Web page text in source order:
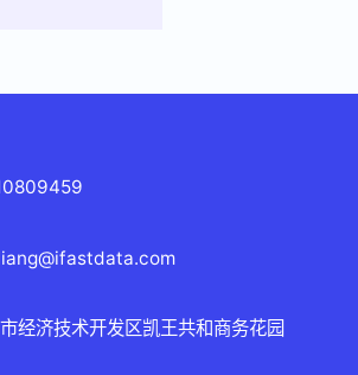
经济技术开发区凯王共和商务花园